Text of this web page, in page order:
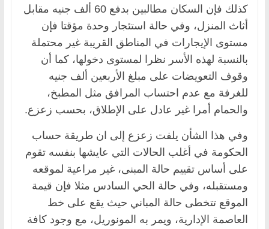
كذلك فإن السكان مطالبين بدفع 60 ألف جنيه مقابل
أثاث المنزل، وفي حالة استئجار وحدة مؤقتا فإن
مستوى الإيجارات في المناطق القريبة غير محتملة
بالنسبة لهذه الأسر نظرا لمستوى دخولها، كما أن
وقوف التعويضات على مبلغ الأربعين ألف جنيه
للغرفة مع عدم احتساب المرافق مثل المطبخ،
والحمام أمرا غير عادل على الإطلاق، بحسب زعزع.
وفي هذا الشأن يلفت زعزع إلى ان طريقة حساب
الحكومة في أغلب الحالات التي عايشها بنفسه تقوم
على أساس تقييم حالة المبنى، غير مراعية لموقعه
ومستقبله، وفي حالة الحي السادس مثلا فإن قيمة
الموقع تتخطى حالة المباني حيث يقع على خط
العاصمة الإدارية، ويمر به المونوريل، مع وجود كافة